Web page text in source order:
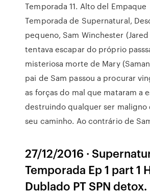
Temporada 11. Alto del Empaque
Temporada de Supernatural,
pequeno, Sam Winchester
tentava escapar do próprio
misteriosa morte de Mary
pai de Sam passou a procurar
as forças do mal que mataram a
destruindo qualquer ser maligno
seu caminho. Ao contrário de
27/12/2016 ·
Temporada Ep 1 part 1
Dublado PT SPN detox.